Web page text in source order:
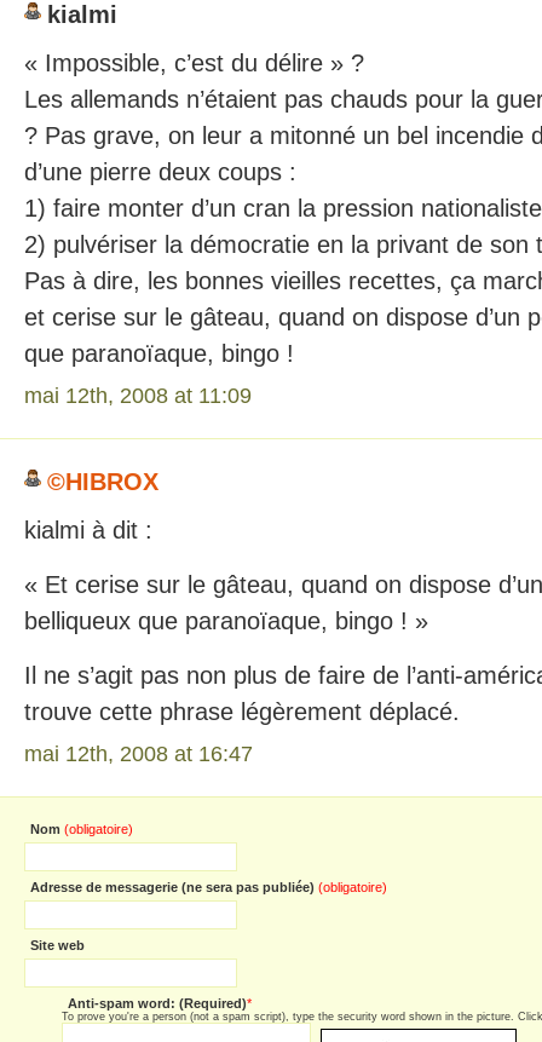
kialmi
« Impossible, c’est du délire » ?
Les allemands n’étaient pas chauds pour la
? Pas grave, on leur a mitonné un bel incendie
d’une pierre deux coups :
1) faire monter d’un cran la pression
2) pulvériser la démocratie en la privant de son
Pas à dire, les bonnes vieilles recettes, ça
et cerise sur le gâteau, quand on dispose d’un
que paranoïaque, bingo !
mai 12th, 2008 at 11:09
©HIBROX
kialmi à dit :
« Et cerise sur le gâteau, quand on dispose
belliqueux que paranoïaque, bingo ! »
Il ne s’agit pas non plus de faire de l’anti-
trouve cette phrase légèrement déplacé.
mai 12th, 2008 at 16:47
Nom (obligatoire)
Adresse de messagerie (ne sera pas publiée) (obligatoire)
Site web
Anti-spam word: (Required)*
To prove you're a person (not a spam script), type the security word shown in the picture.